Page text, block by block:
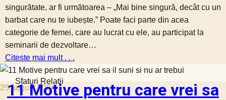
singurătate, ar fi următoarea – „Mai bine singură, decât cu un
barbat care nu te iubește.” Poate faci parte din acea
categorie de femei, care au lucrat cu ele, au participat la
seminarii de dezvoltare…
Citeste mai mult . . .
25 august 2024
Sfaturi Relatii
11 Motive pentru care vrei sa